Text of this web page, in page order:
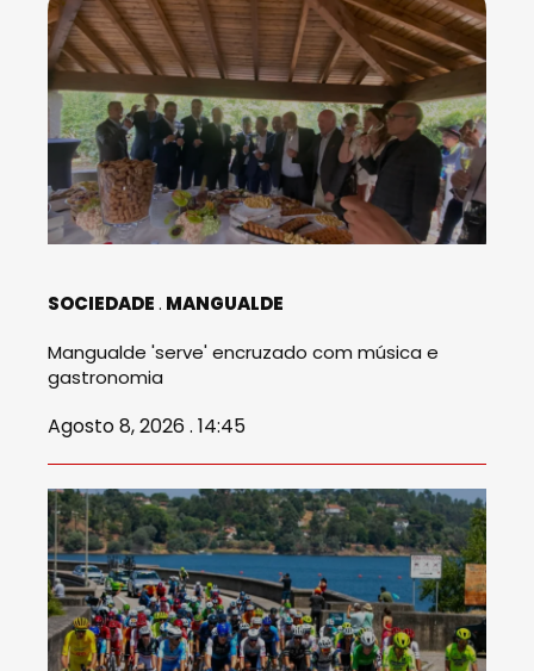
SOCIEDADE MANGUALDE
Mangualde 'serve' encruzado com música e
gastronomia
Agosto 8, 2026 . 14:45